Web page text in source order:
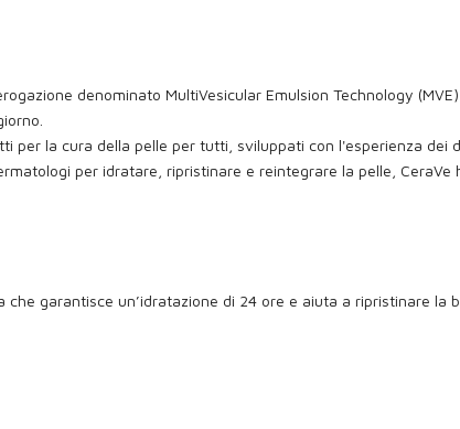
denominato MultiVesicular Emulsion Technology
la cura della pelle per tutti, sviluppati con l'esperienza dei
per idratare, ripristinare e reintegrare la pelle,
garantisce un’idratazione di 24 ore e aiuta a ripristinare la